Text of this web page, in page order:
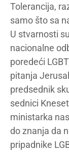
Tolerancija,
samo što sa
U stvarnosti
nacionalne
poredeći
pitanja
predsednik
sednici
ministarka
do znanja da
pripadnike